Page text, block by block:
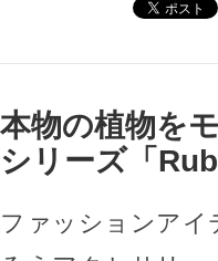
本物の植物を
シリーズ「
ファッションア